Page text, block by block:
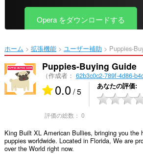
ツ
移
動
Opera をダウンロードする
ホーム 拡張機能 ユーザー補助 Puppies-
Puppies-Buying Guide
（作成者： 62b3c0c2-789f-4d86-
0.0/ 5 あなたの評価
評価の総数： 0
King Built XL American Bullies, bringing you the
puppies worldwide. Located in Florida, We are
over the World right now.